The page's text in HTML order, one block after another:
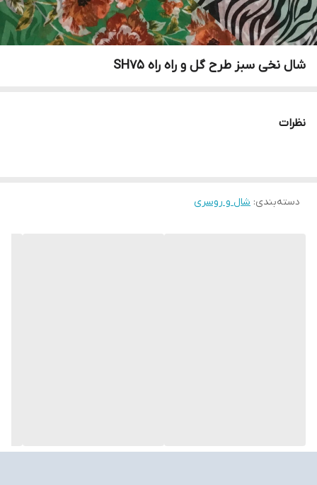
شال نخی سبز طرح گل و راه راه SH75
نظرات
دسته‌بندی: شال و روسری